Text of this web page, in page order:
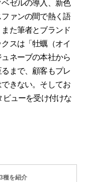
ゼルの導入、新色
ァンの間で熱く語
た筆者とブランド
スは「牡蠣（オイ
ネーブの本社から
まで、顧客もプレ
きない。そしてお
ューを受け付けな
種を紹介